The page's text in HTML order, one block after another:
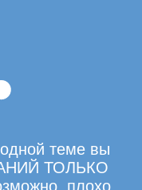
теме вы
ТОЛЬКО
плохо